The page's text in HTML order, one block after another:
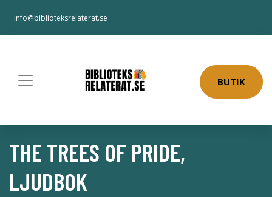
info@biblioteksrelaterat.se
BUTIK
THE TREES OF PRIDE,
LJUDBOK